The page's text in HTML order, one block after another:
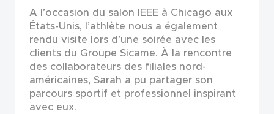
A l’occasion du salon IEEE à Chicago aux
États-Unis, l’athlète nous a également
rendu visite lors d’une soirée avec les
clients du Groupe Sicame. À la rencontre
des collaborateurs des filiales nord-
américaines, Sarah a pu partager son
parcours sportif et professionnel inspirant
avec eux.